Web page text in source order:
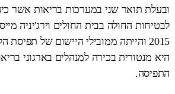
ובעלת תואר שני במערכות בריאות אשר
2015 והייתה ממובילי היישום של תפיסת
היא מנטורית בכירה למנהלים בארגוני
התפיסה.